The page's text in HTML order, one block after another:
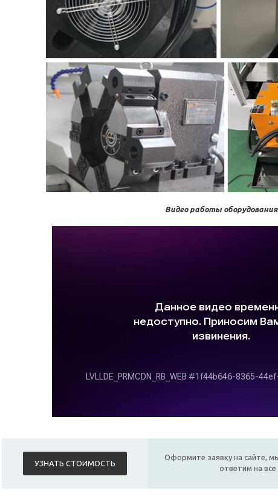
Видео работы оборудования
УЗНАТЬ СТОИМОСТЬ
Оформите заявку на сайте,
ответим на